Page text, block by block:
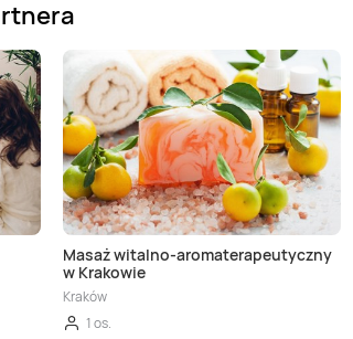
Masaż witalno-aromaterapeutyczny
w Krakowie
Kraków
1 os.